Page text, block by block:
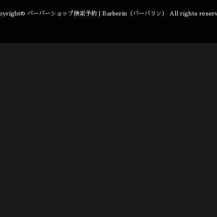
バーバーショップ検索予約 | Barberin（バーバリン） All rights